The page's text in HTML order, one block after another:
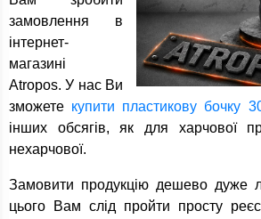
замовлення в
інтернет-
магазині
Atropos. У нас Ви
зможете купити пластикову бочку
інших обсягів, як для харчової
нехарчової.
Замовити продукцію дешево дуже
цього Вам слід пройти просту